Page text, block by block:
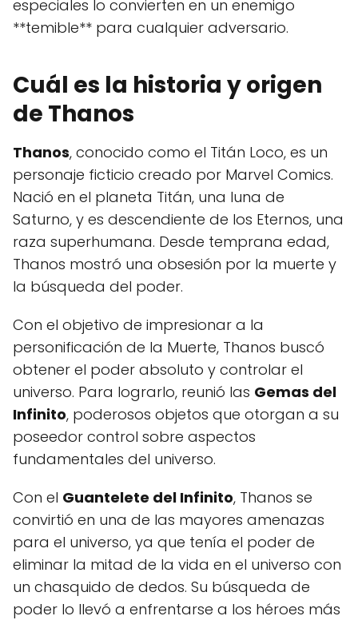
especiales lo convierten en un enemigo
**temible** para cualquier adversario.
Cuál es la historia y origen
de Thanos
Thanos, conocido como el Titán Loco, es un
personaje ficticio creado por Marvel Comics.
Nació en el planeta Titán, una luna de
Saturno, y es descendiente de los Eternos, una
raza superhumana. Desde temprana edad,
Thanos mostró una obsesión por la muerte y
la búsqueda del poder.
Con el objetivo de impresionar a la
personificación de la Muerte, Thanos buscó
obtener el poder absoluto y controlar el
universo. Para lograrlo, reunió las Gemas del
Infinito, poderosos objetos que otorgan a su
poseedor control sobre aspectos
fundamentales del universo.
Con el Guantelete del Infinito, Thanos se
convirtió en una de las mayores amenazas
para el universo, ya que tenía el poder de
eliminar la mitad de la vida en el universo con
un chasquido de dedos. Su búsqueda de
poder lo llevó a enfrentarse a los héroes más